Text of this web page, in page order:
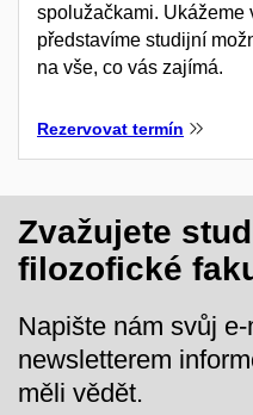
spolužačkami. Ukážeme
představíme studijní
na vše, co vás zajímá.
Rezervovat termín
Zvažujete
filozofické
Napište nám svůj
newsletterem
měli vědět.